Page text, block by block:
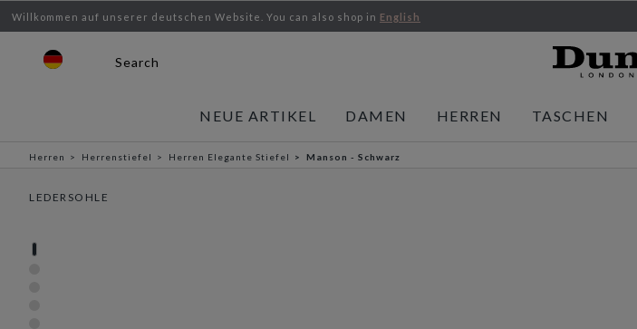
Willkommen auf unserer deutschen Website. You can also shop in English
Search
NEUE ARTIKEL DAMEN HERREN TASCHEN
Herren Herrenstiefel Herren Elegante Stiefel Manson - Schwarz
LEDERSOHLE